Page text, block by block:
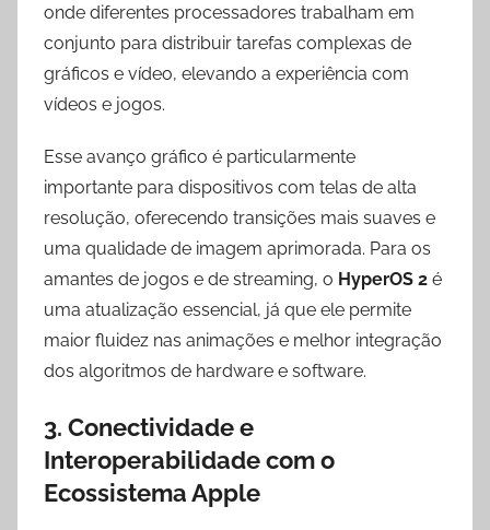
onde diferentes processadores trabalham em
conjunto para distribuir tarefas complexas de
gráficos e vídeo, elevando a experiência com
vídeos e jogos.
Esse avanço gráfico é particularmente
importante para dispositivos com telas de alta
resolução, oferecendo transições mais suaves e
uma qualidade de imagem aprimorada. Para os
amantes de jogos e de streaming, o HyperOS 2 é
uma atualização essencial, já que ele permite
maior fluidez nas animações e melhor integração
dos algoritmos de hardware e software.
3. Conectividade e
Interoperabilidade com o
Ecossistema Apple